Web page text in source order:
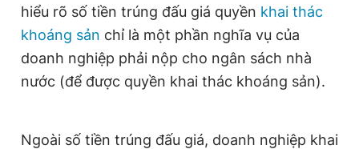
hiểu rõ số tiền trúng đấu giá quyền khai thác
khoáng sản chỉ là một phần nghĩa vụ của
doanh nghiệp phải nộp cho ngân sách nhà
nước (để được quyền khai thác khoáng sản).
Ngoài số tiền trúng đấu giá, doanh nghiệp khai